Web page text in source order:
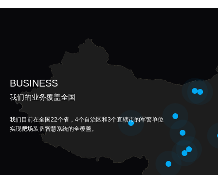
BUSINESS
我们的业务覆盖全国
我们目前在全国22个省，4个自治区和3个直辖市的军警单位
实现靶场装备智慧系统的全覆盖。